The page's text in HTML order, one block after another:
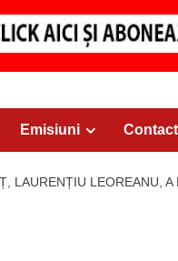
Emisiuni Contact
LAURENȚIU LEOREANU,